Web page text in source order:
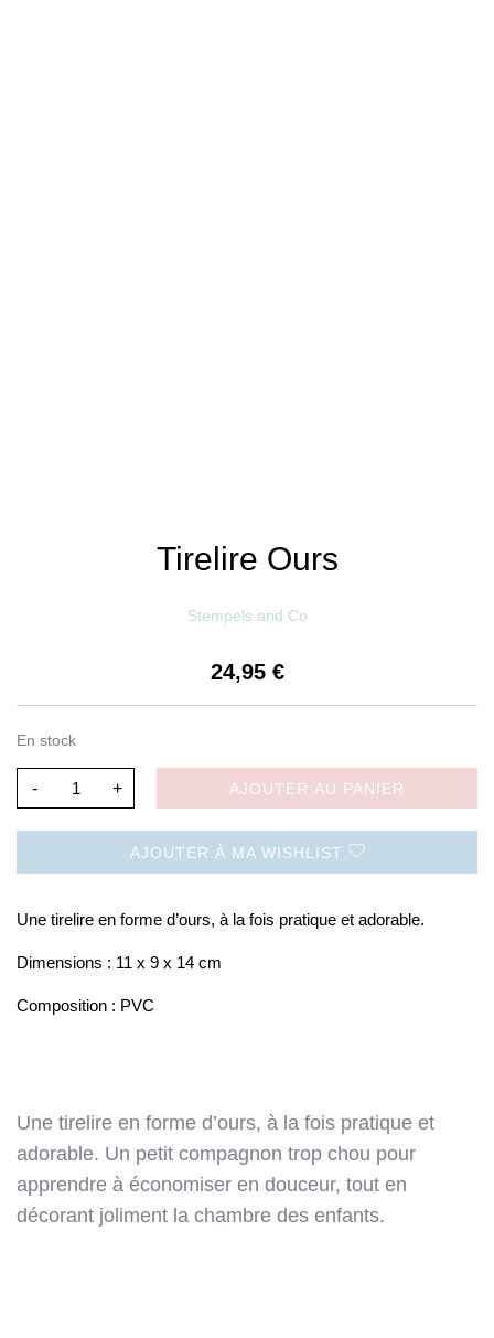
Tirelire Ours
Stempels and Co
24,95 €
En stock
- + AJOUTER AU PANIER
AJOUTER À MA WISHLIST
Une tirelire en forme d’ours, à la fois pratique et adorable.
Dimensions : 11 x 9 x 14 cm
Composition : PVC
Une tirelire en forme d’ours, à la fois pratique et
adorable. Un petit compagnon trop chou pour
apprendre à économiser en douceur, tout en
décorant joliment la chambre des enfants.